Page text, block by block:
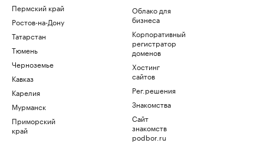
Пермский край
Ростов-на-Дону
Татарстан
Тюмень
Черноземье
Кавказ
Карелия
Мурманск
Приморский
край
Облако для
бизнеса
Корпоративный
регистратор
доменов
Хостинг
сайтов
Рег.решения
Знакомства
Сайт
знакомств
podbor.ru